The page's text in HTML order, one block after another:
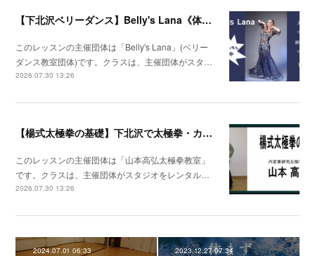
【下北沢ベリーダンス】Belly's Lana《体験レッスン受付中》
このレッスンの主催団体は「Belly's Lana」(ベリー
ダンス教室団体)です。クラスは、主催団体がスタ…
2026.07.30 13:26
【楊式太極拳の基礎】下北沢で太極拳・カンフー・少林拳
このレッスンの主催団体は「山本高弘太極拳教室」
です。クラスは、主催団体がスタジオをレンタル…
2026.07.30 13:26
2024.07.01 06:33 2023.12.27 07:34